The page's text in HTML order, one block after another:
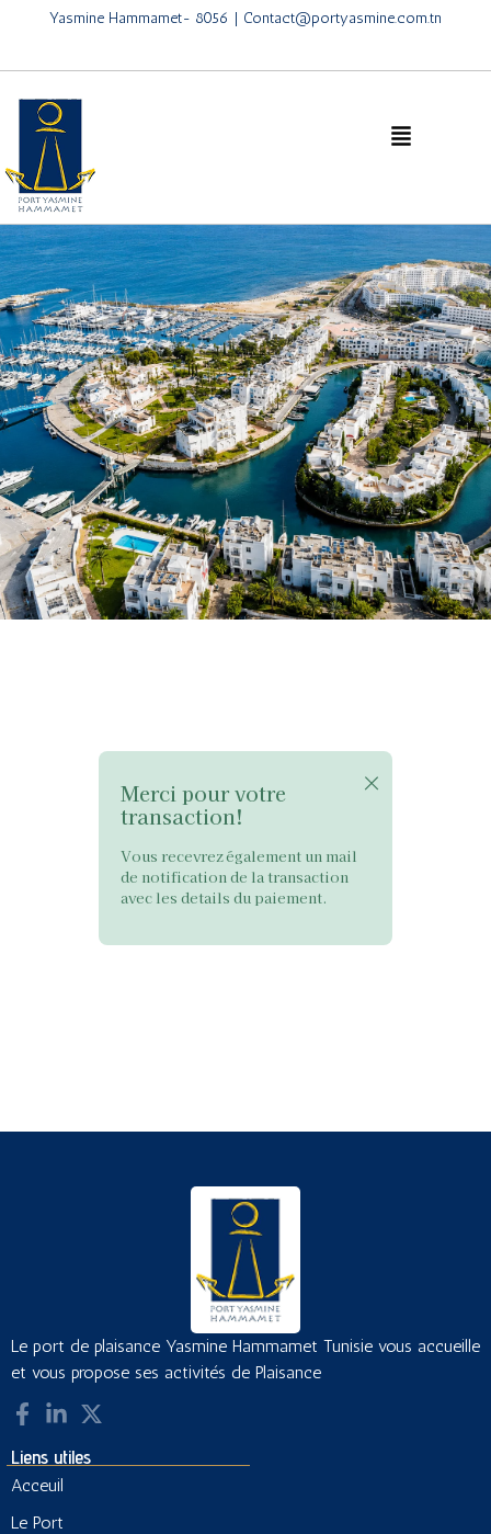
Yasmine Hammamet- 8056 | Contact@portyasmine.com.tn
×
Merci pour votre
transaction!
Vous recevrez également un mail
de notification de la transaction
avec les details du paiement.
Le port de plaisance Yasmine Hammamet Tunisie vous accueille
et vous propose ses activités de Plaisance
Liens utiles
Acceuil
Le Port